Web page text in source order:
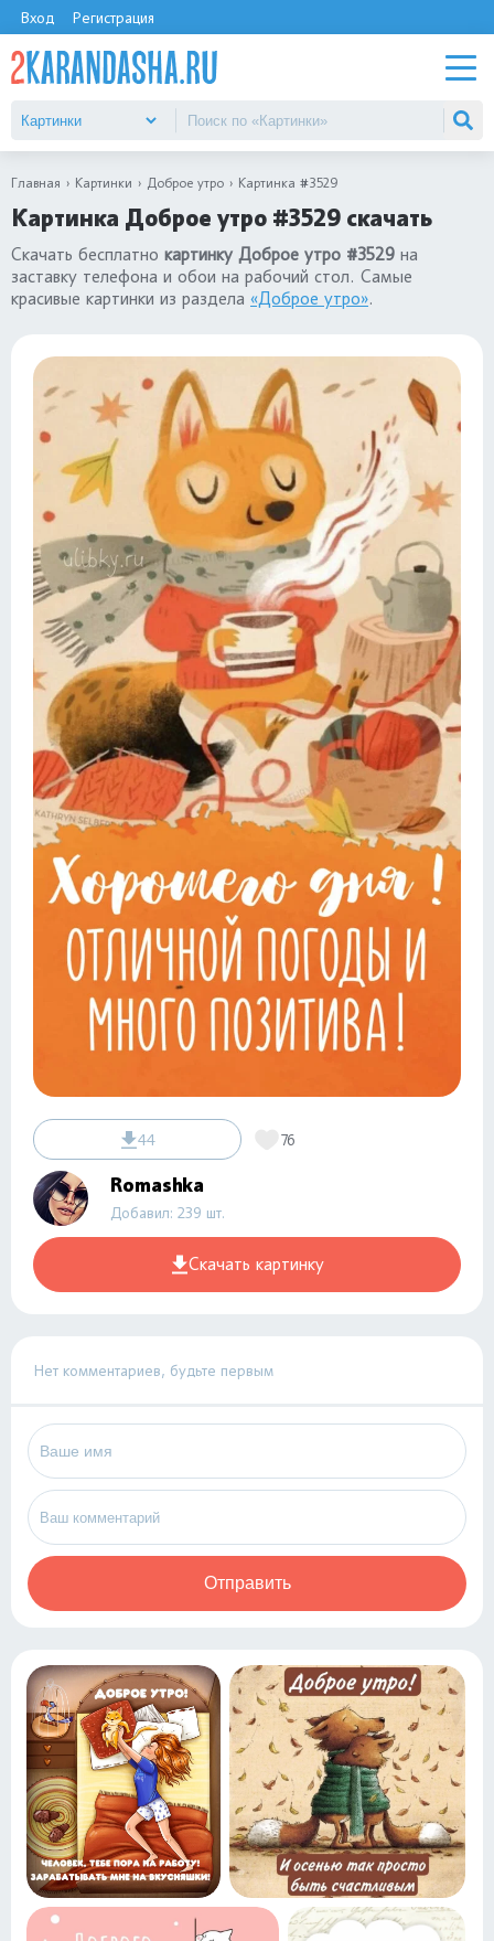
Вход Регистрация
Главная Картинки Доброе утро Картинка #3529
Картинка Доброе утро #3529 скачать
Скачать бесплатно картинку Доброе утро #3529 на
заставку телефона и обои на рабочий стол. Самые
красивые картинки из раздела «Доброе утро».
44 76
Romashka
Добавил: 239 шт.
Скачать картинку
Нет комментариев, будьте первым
Отправить